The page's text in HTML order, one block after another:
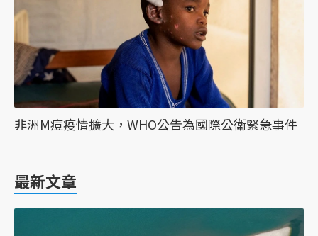
非洲M痘疫情擴大，WHO公告為國際公衛緊急事件
最新文章